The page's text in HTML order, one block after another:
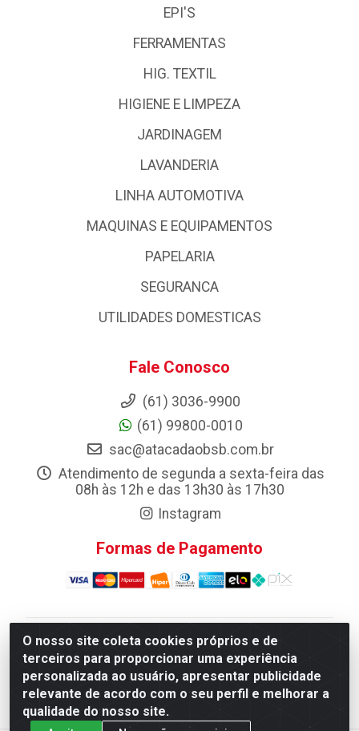
O nosso site coleta cookies próprios e de
terceiros para proporcionar uma experiência
personalizada ao usuário, apresentar publicidade
relevante de acordo com o seu perfil e melhorar a
qualidade do nosso site.
EPI'S
FERRAMENTAS
HIG. TEXTIL
HIGIENE E LIMPEZA
JARDINAGEM
LAVANDERIA
LINHA AUTOMOTIVA
MAQUINAS E EQUIPAMENTOS
PAPELARIA
SEGURANCA
UTILIDADES DOMESTICAS
Fale Conosco
(61) 3036-9900
(61) 99800-0010
sac@atacadaobsb.com.br
Atendimento de segunda a sexta-feira das
08h às 12h e das 13h30 às 17h30
Instagram
Formas de Pagamento
Atacadao da Limpeza F. Pereira Queiroz Comercio e
Distribuicao LTDA - Quadra Qi 10 Lotes 39 e, 41 - Setor
Industrial (Taguatinga), Brasília/DF - CEP 72.135-100 -
CNPJ 13.184.675/0001-80